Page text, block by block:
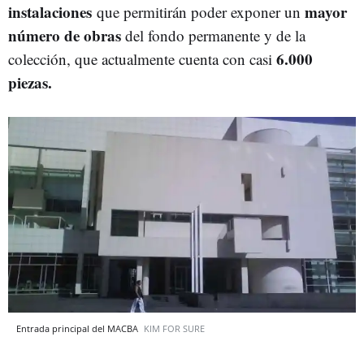
instalaciones que permitirán poder exponer un mayor
número de obras del fondo permanente y de la
colección, que actualmente cuenta con casi 6.000
piezas.
Entrada principal del MACBA KIM FOR SURE